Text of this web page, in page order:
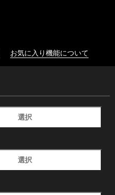
お気に入り機能について
選択
選択